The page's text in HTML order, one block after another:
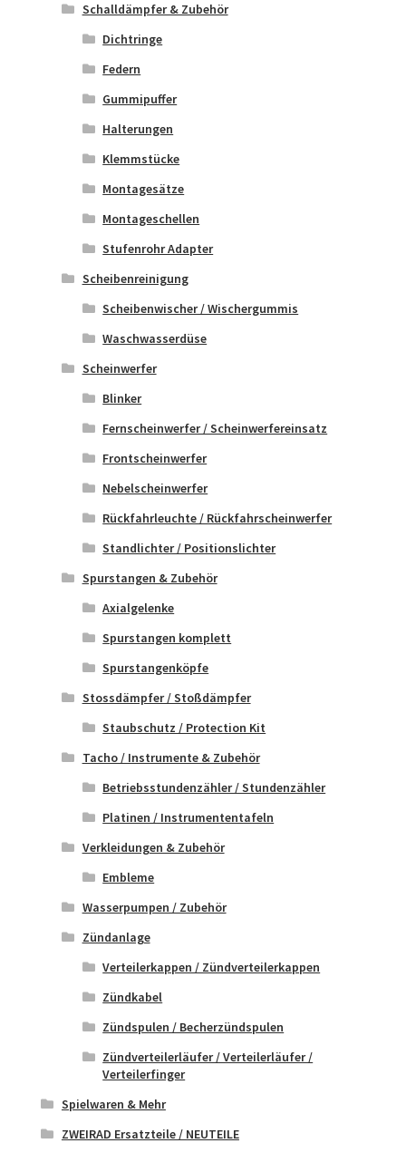
Schalldämpfer & Zubehör
Dichtringe
Federn
Gummipuffer
Halterungen
Klemmstücke
Montagesätze
Montageschellen
Stufenrohr Adapter
Scheibenreinigung
Scheibenwischer / Wischergummis
Waschwasserdüse
Scheinwerfer
Blinker
Fernscheinwerfer / Scheinwerfereinsatz
Frontscheinwerfer
Nebelscheinwerfer
Rückfahrleuchte / Rückfahrscheinwerfer
Standlichter / Positionslichter
Spurstangen & Zubehör
Axialgelenke
Spurstangen komplett
Spurstangenköpfe
Stossdämpfer / Stoßdämpfer
Staubschutz / Protection Kit
Tacho / Instrumente & Zubehör
Betriebsstundenzähler / Stundenzähler
Platinen / Instrumententafeln
Verkleidungen & Zubehör
Embleme
Wasserpumpen / Zubehör
Zündanlage
Verteilerkappen / Zündverteilerkappen
Zündkabel
Zündspulen / Becherzündspulen
Zündverteilerläufer / Verteilerläufer /
Verteilerfinger
Spielwaren & Mehr
ZWEIRAD Ersatzteile / NEUTEILE